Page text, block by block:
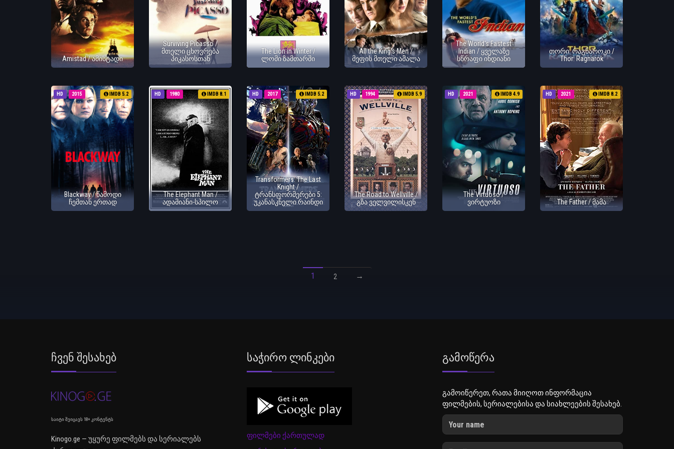
Amistad / ამისტადი
Surviving Picasso /
მთელი ცხოვრება
პიკასოსთან
The Lion in Winter /
ლომი ზამთარში
All the King's Men /
მეფის მთელი ამალა
The World's Fastest
Indian / ყველაზე
სწრაფი ინდიანი
თორი: რაგნაროკი /
Thor: Ragnarok
HD 2015 IMDB 5.2
Blackway / წამოდი
ჩემთან ერთად
HD 1980 IMDB 8.1
The Elephant Man /
ადამიანი-სპილო
HD 2017 IMDB 5.2
Transformers: The Last
Knight /
ტრანსფორმერები 5:
უკანასკნელი რაინდი
HD 1994 IMDB 5.9
The Road to Wellville /
გზა ველვილისკენ
HD 2021 IMDB 4.9
The Virtuoso /
ვირტუოზი
HD 2021 IMDB 8.2
The Father / მამა
1 2 →
Ჩვენ Შესახებ
საიტი შეიცავს 18+ კონტენტს
Kinogo.ge — უყურე ფილმებს და სერიალებს
Საჭირო Ლინკები
ფილმები ქართულად
Გამოწერა
გამოიწერეთ, რათა მიიღოთ ინფორმაცია
ფილმების, სერიალებისა და სიახლეების შესახებ.